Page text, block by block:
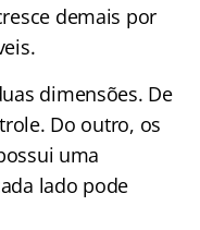
demais por
dimensões. De
Do outro, os
uma
lado pode